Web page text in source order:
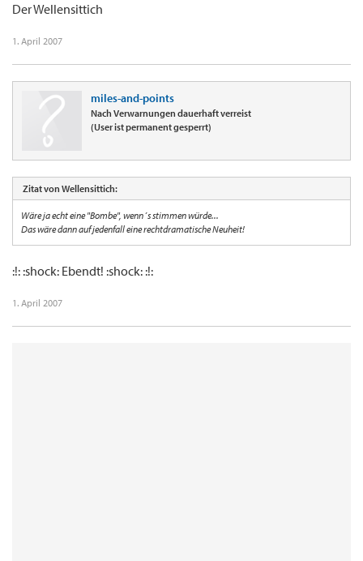
Der Wellensittich
1. April 2007
miles-and-points
Nach Verwarnungen dauerhaft verreist
(User ist permanent gesperrt)
Zitat von Wellensittich:
Wäre ja echt eine "Bombe", wenn´s stimmen würde...
Das wäre dann auf jedenfall eine rechtdramatische Neuheit!
:!: :shock: Ebendt! :shock: :!:
1. April 2007